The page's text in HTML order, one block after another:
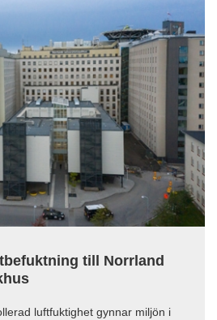
till Norrland
luftfuktighet gynnar miljön i